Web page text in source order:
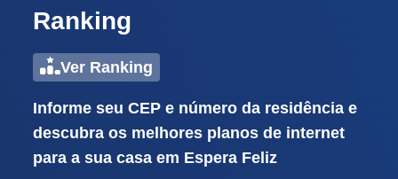
Ranking
Ver Ranking
Informe seu CEP e número da residência e
descubra os melhores planos de internet
para a sua casa em Espera Feliz